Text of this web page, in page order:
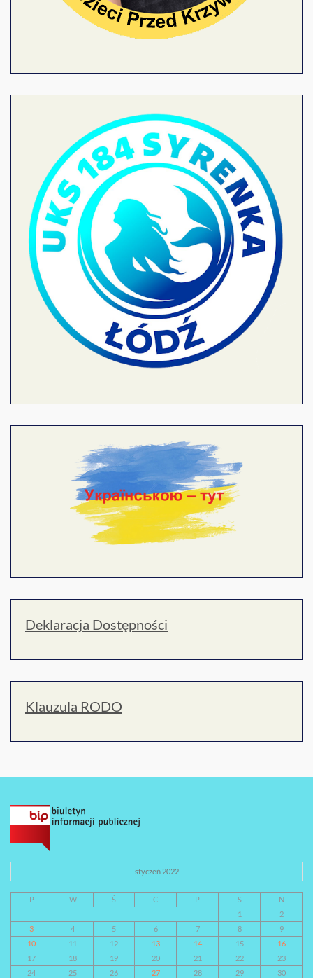
Deklaracja Dostępności
Klauzula RODO
styczeń 2022
P W Ś C P S
N
1
2
3
4 5 6 7 8
9
10
11 12 13 14 15
16
17
18 19 20 21 22
23
24
25 26 27 28 29
30